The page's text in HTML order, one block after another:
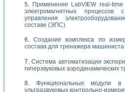
Применение LabVIEW real-
электромагнитных
управления
составе (ЭПС)
Создание комплекса по
состава для тренажера машиниста
Система автоматизации
гиперзвуковых аэродинамических
Функциональные модули
ультразвуковых контрольно-